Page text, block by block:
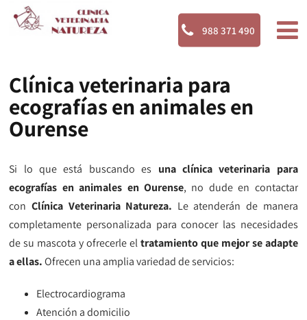
988 371 490
Clínica veterinaria para
ecografías en animales en
Ourense
Si lo que está buscando es una clínica veterinaria para
ecografías en animales en Ourense, no dude en contactar
conClínica Veterinaria Natureza. Le atenderán de manera
completamente personalizada para conocer las necesidades
de su mascota y ofrecerle eltratamiento que mejor se adapte
a ellas.Ofrecen una amplia variedad de servicios:
Electrocardiograma
Atención a domicilio